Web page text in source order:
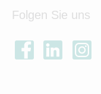
Folgen Sie uns